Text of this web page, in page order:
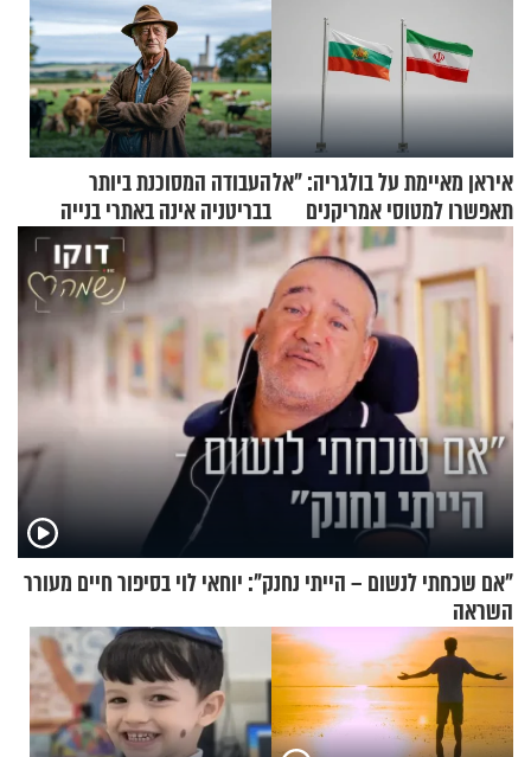
איראן מאיימת על בולגריה: "אל
תאפשרו למטוסי אמריקנים
להמריא מהשטח שלכם"
העבודה המסוכנת ביותר
בבריטניה אינה באתרי בנייה
אלא דווקא בשדות
"אם שכחתי לנשום – הייתי נחנק": יוחאי לוי בסיפור חיים מעורר
השראה